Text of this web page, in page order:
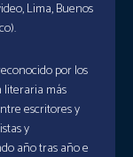
Lima, Buenos
por los
literaria más
escritores y
y
año tras año e